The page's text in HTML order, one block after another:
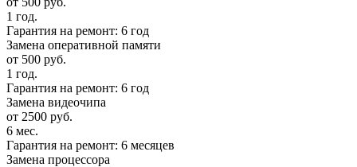
1 год.
Гарантия на ремонт: 6 год
Замена оперативной памяти
от 500 руб.
1 год.
Гарантия на ремонт: 6 год
Замена видеочипа
от 2500 руб.
6 мес.
Гарантия на ремонт: 6 месяцев
Замена процессора